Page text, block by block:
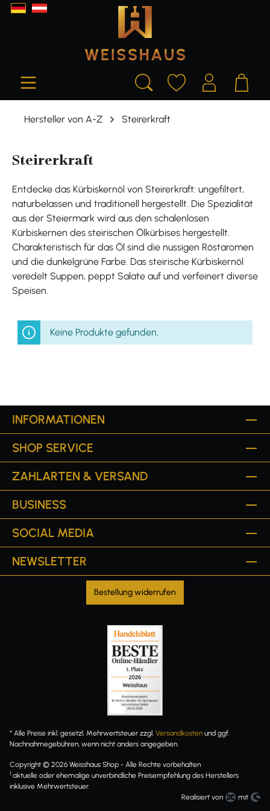
springen
Hersteller von A-Z Steirerkraft
Steirerkraft
Entdecke das Kürbiskernöl von Steirerkraft: ungefiltert,
naturbelassen und traditionell hergestellt. Die Spezialität
aus der Steiermark wird aus den schalenlosen
Kürbiskernen des steirischen Ölkürbises hergestellt.
Charakteristisch für das Öl sind die nussigen Röstaromen
und die dunkelgrüne Farbe. Das steirische Kürbiskernöl
veredelt Suppen, peppt Salate auf und verfeinert diverse
Speisen.
Keine Produkte gefunden.
INFORMATIONEN
SHOP SERVICE
ZAHLARTEN & VERSAND
BUSINESS
SOCIAL MEDIA
NEWSLETTER
Bestellung widerrufen
* Alle Preise inkl. gesetzl. Mehrwertsteuer zzgl. Versandkosten und ggf.
Nachnahmegebühren, wenn nicht anders angegeben.
Copyright © 2026 Weisshaus Shop - Alle Rechte vorbehalten
1 aktuelle oder ehemalige unverbindliche Preisempfehlung des Herstellers
inklusive Mehrwertsteuer.
Realisiert von
mit